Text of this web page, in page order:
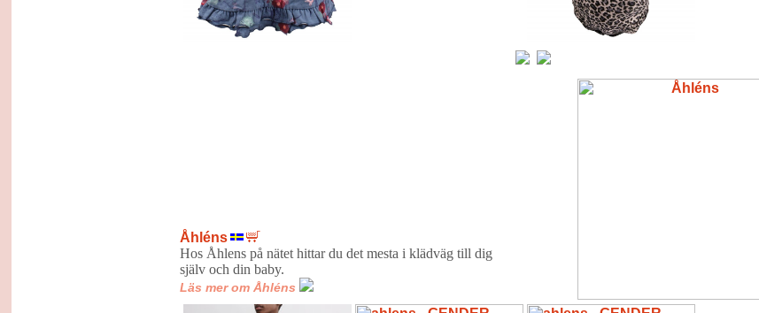
Åhléns
Hos Åhlens på nätet hittar du det mesta i klädväg till dig
själv och din baby.
Läs mer om Åhléns